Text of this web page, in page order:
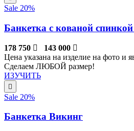
Sale 20%
Банкетка с кованой
178 750
143 000
Цена указана на изделие на фото и
Сделаем ЛЮБОЙ размер!
ИЗУЧИТЬ
Sale 20%
Банкетка Викинг